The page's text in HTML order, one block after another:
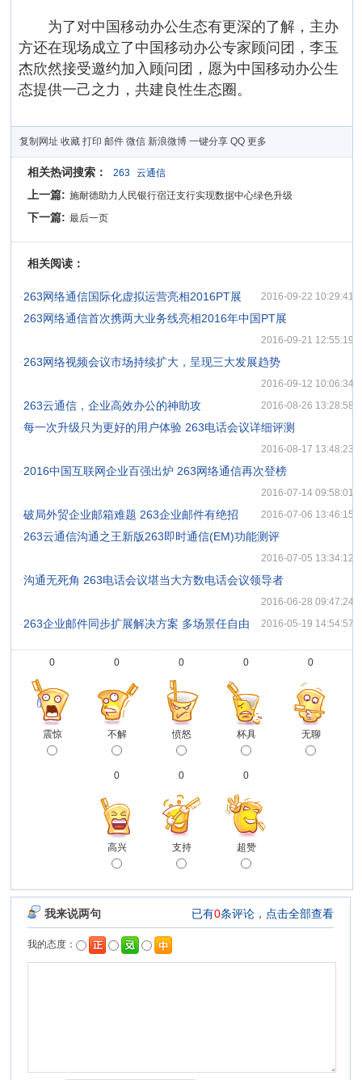
为了对中国移动办公生态有更深的了解，主办
方还在现场成立了中国移动办公专家顾问团，李玉
杰欣然接受邀约加入顾问团，愿为中国移动办公生
态提供一己之力，共建良性生态圈。
复制网址 收藏 打印 邮件 微信 新浪微博 一键分享 QQ 更多
相关热词搜索： 263 云通信
上一篇: 施耐德助力人民银行宿迁支行实现数据中心绿色升级
下一篇: 最后一页
相关阅读：
·263网络通信国际化虚拟运营亮相2016PT展 2016-09-22 10:29:41
·263网络通信首次携两大业务线亮相2016年中国PT展
2016-09-21 12:55:19
·263网络视频会议市场持续扩大，呈现三大发展趋势
2016-09-12 10:06:34
·263云通信，企业高效办公的神助攻 2016-08-26 13:28:58
·每一次升级只为更好的用户体验 263电话会议详细评测
2016-08-17 13:48:23
·2016中国互联网企业百强出炉 263网络通信再次登榜
2016-07-14 09:58:01
·破局外贸企业邮箱难题 263企业邮件有绝招 2016-07-06 13:46:15
·263云通信沟通之王新版263即时通信(EM)功能测评
2016-07-05 13:34:12
·沟通无死角 263电话会议堪当大方数电话会议领导者
2016-06-28 09:47:24
·263企业邮件同步扩展解决方案 多场景任自由 2016-05-19 14:54:57
0
震惊
0
不解
0
愤怒
0
杯具
0
无聊
0
高兴
0
支持
0
超赞